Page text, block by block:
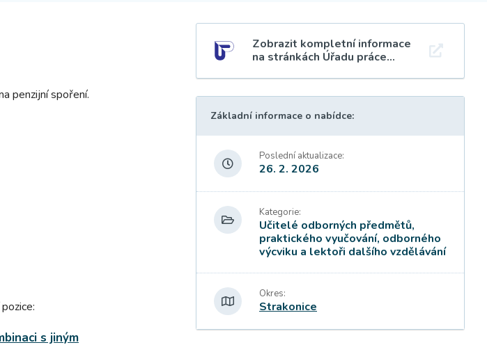
penzijní spoření.
s jiným
Zobrazit kompletní informace
na stránkách Úřadu práce...
Základní informace o nabídce:
Poslední aktualizace:
26. 2. 2026
Kategorie:
Učitelé odborných předmětů,
praktického vyučování, odborného
výcviku a lektoři dalšího vzdělávání
Okres:
Strakonice